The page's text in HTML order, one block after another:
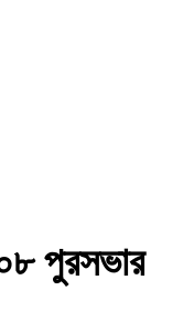
পুরসভার